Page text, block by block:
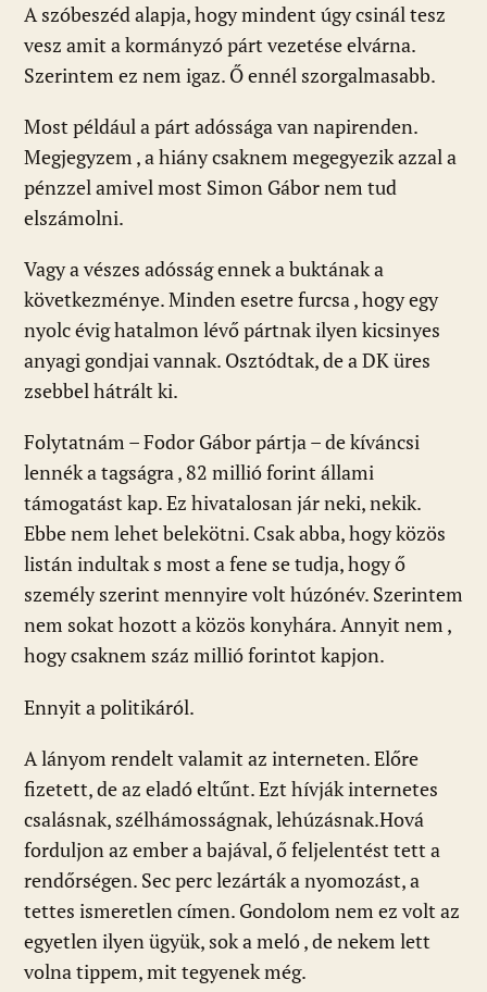
A szóbeszéd alapja, hogy mindent úgy csinál tesz
vesz amit a kormányzó párt vezetése elvárna.
Szerintem ez nem igaz. Ő ennél szorgalmasabb.
Most például a párt adóssága van napirenden.
Megjegyzem , a hiány csaknem megegyezik azzal a
pénzzel amivel most Simon Gábor nem tud
elszámolni.
Vagy a vészes adósság ennek a buktának a
következménye. Minden esetre furcsa , hogy egy
nyolc évig hatalmon lévő pártnak ilyen kicsinyes
anyagi gondjai vannak. Osztódtak, de a DK üres
zsebbel hátrált ki.
Folytatnám – Fodor Gábor pártja – de kíváncsi
lennék a tagságra , 82 millió forint állami
támogatást kap. Ez hivatalosan jár neki, nekik.
Ebbe nem lehet belekötni. Csak abba, hogy közös
listán indultak s most a fene se tudja, hogy ő
személy szerint mennyire volt húzónév. Szerintem
nem sokat hozott a közös konyhára. Annyit nem ,
hogy csaknem száz millió forintot kapjon.
Ennyit a politikáról.
A lányom rendelt valamit az interneten. Előre
fizetett, de az eladó eltűnt. Ezt hívják internetes
csalásnak, szélhámosságnak, lehúzásnak.Hová
forduljon az ember a bajával, ő feljelentést tett a
rendőrségen. Sec perc lezárták a nyomozást, a
tettes ismeretlen címen. Gondolom nem ez volt az
egyetlen ilyen ügyük, sok a meló , de nekem lett
volna tippem, mit tegyenek még.